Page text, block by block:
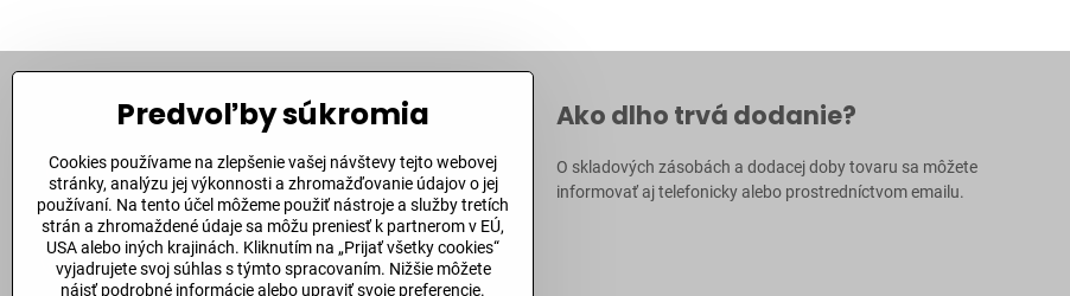
Kontakt
Bite Corporation, s​.r​.o​.
Fándlyho 1
94901 Nitra
+421 907 149 742
Ako dlho trvá dodanie?
O skladových zásobách a dodacej doby tovaru sa môžete
informovať ajtelefonickyalebo prostredníctvomemailu.
Predvoľby súkromia
Cookies používame na zlepšenie vašej návštevy tejto webovej
stránky, analýzu jej výkonnosti a zhromažďovanie údajov o jej
používaní. Na tento účel môžeme použiť nástroje a služby tretích
strán a zhromaždené údaje sa môžu preniesť k partnerom v EÚ,
USA alebo iných krajinách. Kliknutím na „Prijať všetky cookies“
vyjadrujete svoj súhlas s týmto spracovaním. Nižšie môžete
nájsť podrobné informácie alebo upraviť svoje preferencie.